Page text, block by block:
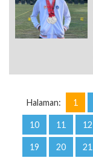
Halaman: 1
10 11 12
19 20 21